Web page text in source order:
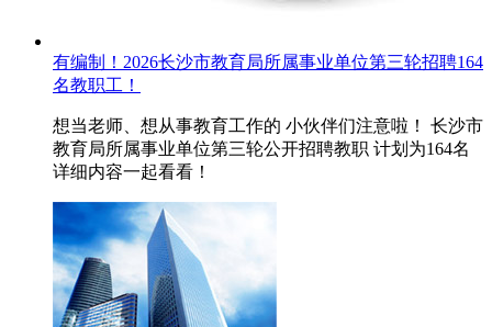
有编制！2026长沙市教育局所属事业单位第三轮招聘164
名教职工！
想当老师、想从事教育工作的 小伙伴们注意啦！ 长沙市
教育局所属事业单位第三轮公开招聘教职 计划为164名
详细内容一起看看！